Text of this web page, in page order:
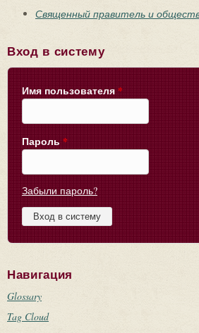
Священный правитель и
Вход в систему
Имя пользователя *
Пароль *
Забыли пароль?
Навигация
Glossary
Tag Cloud